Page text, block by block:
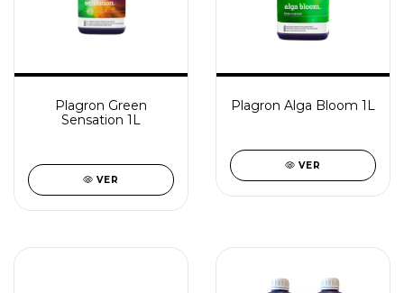
Plagron Green
Sensation 1L
VER
Plagron Alga Bloom 1L
VER